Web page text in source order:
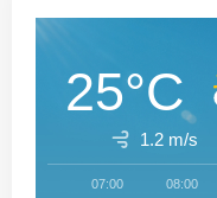
25°C
1.2 m/s
07:00 08:00